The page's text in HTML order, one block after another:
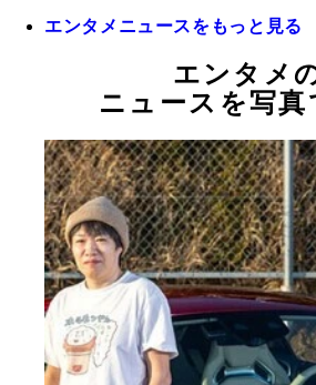
エンタメニュースをもっと見る
エンタメ
ニュースを写真